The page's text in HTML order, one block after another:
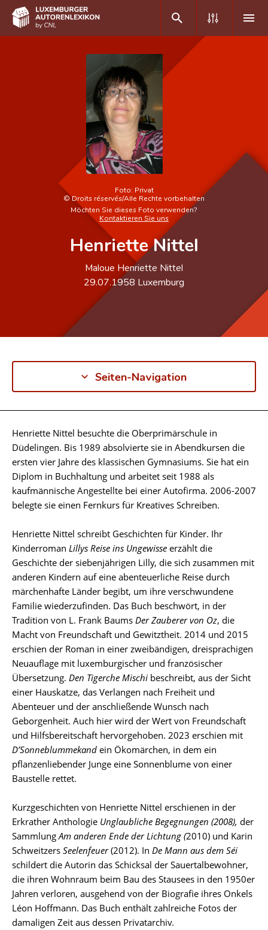
Autor(inn)en A-Z
Erweiterte Suche
Häufige Fragen und Antworten
Foto: Privat
©Droits réservés/Alle Rechte vorbehalten
Möchten Sie dieses Foto verwenden?
Kontaktieren Sie uns
Henriette Nittel
Maloue Henriette Nittel
29.07.1958 Luxemburg
Seiten-Navigation
Biographie
Henriette Nittel besuchte die Oberprimärschule in
Düdelingen. Bis 1989 absolvierte sie in Abendkursen die
ersten vier Jahre des klassischen Gymnasiums. Sie hat ein
Diplom in Buchhaltung und arbeitet seit 1988 als
kaufmännische Angestellte bei einer Autofirma. 2006-2007
belegte sie einen Fernkurs für Kreatives Schreiben.
Henriette Nittel schreibt Geschichten für Kinder. Ihr
Kinderroman Lillys Reise ins Ungewisse erzählt die
Geschichte der siebenjährigen Lilly, die sich zusammen mit
anderen Kindern auf eine abenteuerliche Reise durch
märchenhafte Länder begibt, um ihre verschwundene
Familie wiederzufinden. Das Buch beschwört, in der
Tradition von L. Frank Baums Der Zauberer von Oz, die
Macht von Freundschaft und Gewitztheit. 2014 und 2015
erschien der Roman in einer zweibändigen, dreisprachigen
Neuauflage mit luxemburgischer und französischer
Übersetzung. Den Tigerche Mischi beschreibt, aus der Sicht
einer Hauskatze, das Verlangen nach Freiheit und
Abenteuer und der anschließende Wunsch nach
Geborgenheit. Auch hier wird der Wert von Freundschaft
und Hilfsbereitschaft hervorgehoben. 2023 erschien mit
D’Sonneblummekand ein Ökomärchen, in dem ein
pflanzenliebender Junge eine Sonnenblume von einer
Baustelle rettet.
Kurzgeschichten von Henriette Nittel erschienen in der
Erkrather Anthologie Unglaubliche Begegnungen (2008), der
SammlungAm anderen Ende der Lichtung (2010) und Karin
Schweitzers Seelenfeuer(2012). In De Mann aus dem Séi
schildert die Autorin das Schicksal der Sauertalbewohner,
die ihren Wohnraum beim Bau des Stausees in den 1950er
Jahren verloren, ausgehend von der Biografie ihres Onkels
Léon Hoffmann. Das Buch enthält zahlreiche Fotos der
damaligen Zeit aus dessen Privatarchiv.